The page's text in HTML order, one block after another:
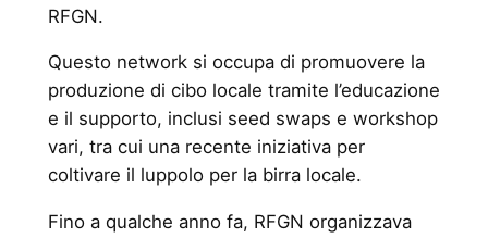
RFGN.
Questo network si occupa di promuovere la
produzione di cibo locale tramite l’educazione
e il supporto, inclusi seed swaps e workshop
vari, tra cui una recente iniziativa per
coltivare il luppolo per la birra locale.
Fino a qualche anno fa, RFGN organizzava